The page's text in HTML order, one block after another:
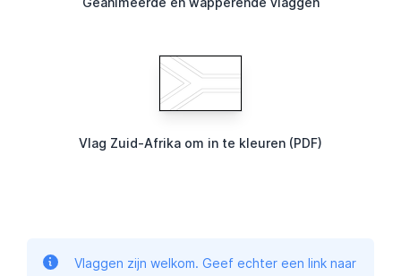
Vlag Zuid-Afrika om in te kleuren (PDF)
Vlaggen zijn welkom. Geef echter een link naar